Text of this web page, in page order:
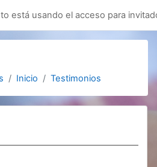
está usando el acceso para
Inicio Testimonios